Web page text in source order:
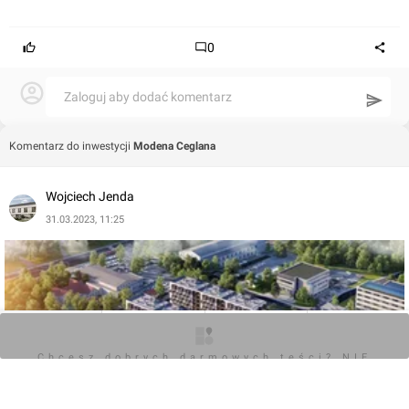
0
Zaloguj aby dodać komentarz
Komentarz do inwestycji Modena Ceglana
Wojciech Jenda
31.03.2023, 11:25
Chcesz dobrych darmowych teści? NIE